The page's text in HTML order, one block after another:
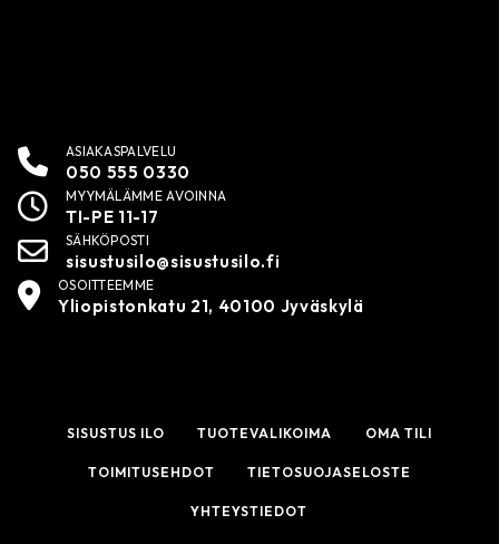
ASIAKASPALVELU
050 555 0330
MYYMÄLÄMME AVOINNA
TI-PE 11-17
SÄHKÖPOSTI
sisustusilo@sisustusilo.fi
OSOITTEEMME
Yliopistonkatu 21, 40100 Jyväskylä
SISUSTUS ILO TUOTEVALIKOIMA OMA TILI
TOIMITUSEHDOT TIETOSUOJASELOSTE
YHTEYSTIEDOT